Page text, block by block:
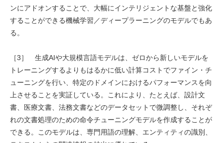
ンにアドオンすることで、大幅にインテリジェントな基盤と強化
することができる機械学習／ディープラーニングのモデルでもあ
る。
［3］ 生成AIや大規模言語モデルは、ゼロから新しいモデルを
トレーニングするよりもはるかに低い計算コストでファイン・チ
ューニングを行い、特定のドメインにおけるパフォーマンスを向
上させることを実証している。これにより、たとえば、設計文
書、医療文書、法務文書などのデータセットで微調整し、それぞ
れの文書処理のための命令チューニングモデルを作成することが
できる。このモデルは、専門用語の理解、エンティティの識別、